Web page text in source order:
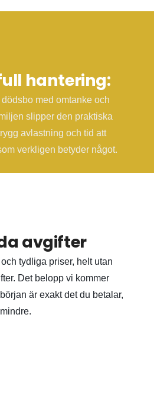
hantering:
med omtanke och
slipper den praktiska
avlastning och tid att
verkligen betyder något.
avgifter
tydliga priser, helt utan
Det belopp vi kommer
är exakt det du betalar,